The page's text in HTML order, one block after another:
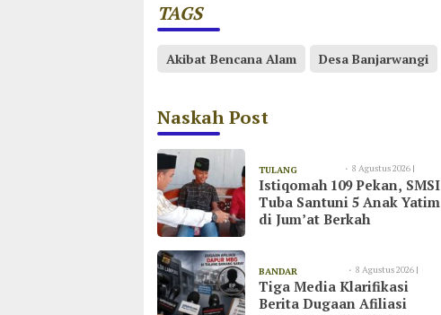
TAGS
Akibat Bencana Alam Desa Banjarwangi
Naskah Post
TULANG
BAWANG
8 Agustus 2026 |
09:23
Istiqomah 109 Pekan, SMSI
Tuba Santuni 5 Anak Yatim
di Jum’at Berkah
BANDAR
LAMPUNG
8 Agustus 2026 |
09:15
Tiga Media Klarifikasi
Berita Dugaan Afiliasi